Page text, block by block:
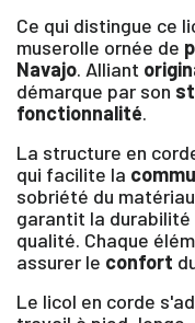
Ce qui distingue ce
muserolle ornée de
Navajo. Alliant
démarque par son
fonctionnalité.
La structure en
qui facilite la
sobriété du
garantit la
qualité. Chaque
assurer le confort
Le licol en corde